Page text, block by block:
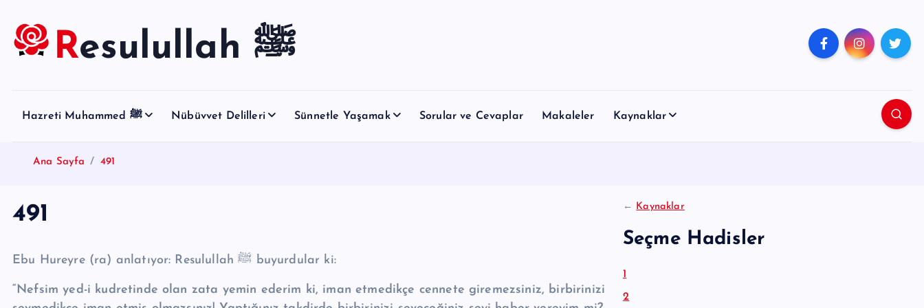
Resulullah ﷺ
Hazreti Muhammed ﷺ Nübüvvet Delilleri Sünnetle Yaşamak Sorular ve Cevaplar Makaleler Kaynaklar
Ana Sayfa 491
491
Ebu Hureyre (ra) anlatıyor: Resulullah ﷺ buyurdular ki:
“Nefsim yed-i kudretinde olan zata yemin ederim ki, iman etmedikçe cennete giremezsiniz, birbirinizi
← Kaynaklar
Seçme Hadisler
1
2